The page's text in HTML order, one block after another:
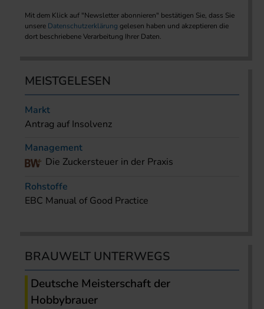
Mit dem Klick auf "Newsletter abonnieren" bestätigen Sie, dass Sie
unsere Datenschutzerklärung gelesen haben und akzeptieren die
dort beschriebene Verarbeitung Ihrer Daten.
MEISTGELESEN
Markt
Antrag auf Insolvenz
Management
Die Zuckersteuer in der Praxis
Rohstoffe
EBC Manual of Good Practice
BRAUWELT UNTERWEGS
Deutsche Meisterschaft der
Hobbybrauer